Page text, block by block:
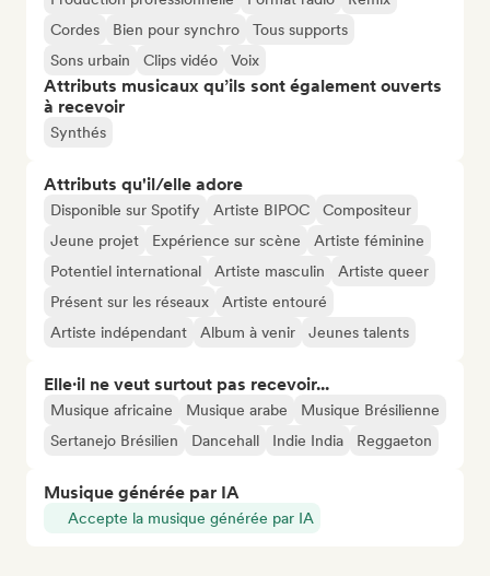
Cordes
Bien pour synchro
Tous supports
Sons urbain
Clips vidéo Voix
Attributs musicaux qu’ils sont également ouverts
à recevoir
Synthés
Attributs qu'il/elle adore
Disponible sur Spotify Artiste BIPOC
Compositeur
Jeune projet
Expérience sur scène
Artiste féminine
Potentiel international
Artiste masculin
Artiste queer
Présent sur les réseaux
Artiste entouré
Artiste indépendant
Album à venir Jeunes talents
Elle·il ne veut surtout pas recevoir...
Musique africaine Musique arabe
Musique Brésilienne
Sertanejo Brésilien
Dancehall Indie India Reggaeton
Musique générée par IA
Accepte la musique générée par IA